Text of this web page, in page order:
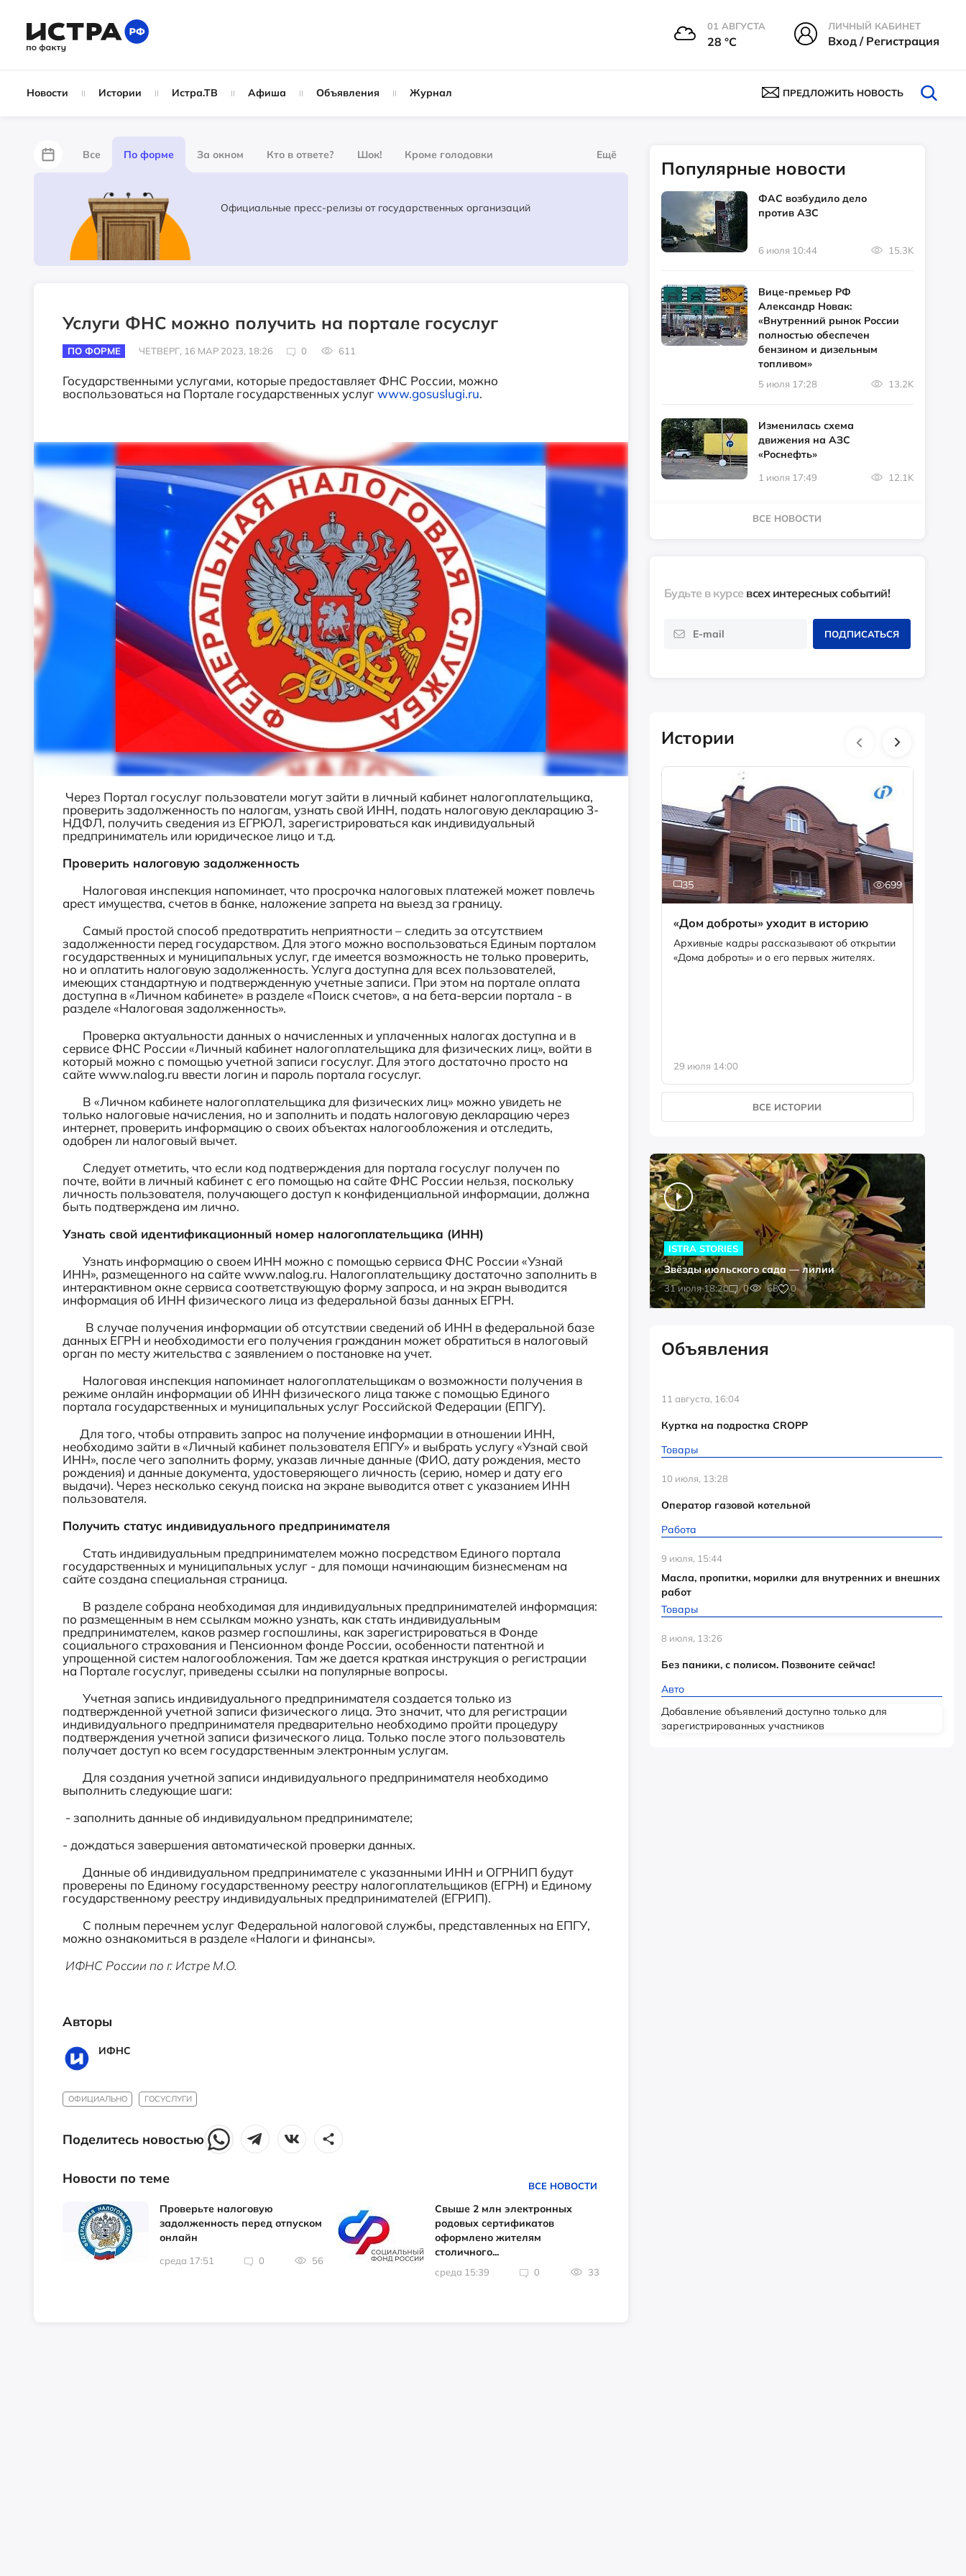
01 АВГУСТА
28 °С
ЛИЧНЫЙ КАБИНЕТ
Вход / Регистрация
Новости Истории Истра.ТВ Афиша Объявления Журнал ПРЕДЛОЖИТЬ НОВОСТЬ
Все По форме За окном Кто в ответе? Шок! Кроме голодовки
Лайфхаки За забором
Партнёрский материал
Ещё
Официальные пресс-релизы от государственных организаций
Услуги ФНС можно получить на портале госуслуг
ПО ФОРМЕ ЧЕТВЕРГ, 16 МАР 2023, 18:26 0 611
Государственными услугами, которые предоставляет ФНС России, можно
воспользоваться на Портале государственных услугwww.gosuslugi.ru.
Через Портал госуслуг пользователи могут зайти в личный кабинет налогоплательщика,
проверить задолженность по налогам, узнать свой ИНН, подать налоговую декларацию 3-
НДФЛ, получить сведения из ЕГРЮЛ, зарегистрироваться как индивидуальный
предприниматель или юридическое лицо и т.д.
Проверить налоговую задолженность
Налоговая инспекция напоминает, что просрочка налоговых платежей может повлечь
арест имущества, счетов в банке, наложение запрета на выезд за границу.
Самый простой способ предотвратить неприятности – следить за отсутствием
задолженности перед государством. Для этого можно воспользоваться Единым порталом
государственных и муниципальных услуг, где имеется возможность не только проверить,
но и оплатить налоговую задолженность. Услуга доступна для всех пользователей,
имеющих стандартную и подтвержденную учетные записи. При этом на портале оплата
доступна в «Личном кабинете» в разделе «Поиск счетов», а на бета-версии портала - в
разделе «Налоговая задолженность».
Проверка актуальности данных о начисленных и уплаченных налогах доступна и в
сервисе ФНС России «Личный кабинет налогоплательщика для физических лиц», войти в
который можно с помощью учетной записи госуслуг. Для этого достаточно просто на
сайте www.nalog.ru ввести логин и пароль портала госуслуг.
В «Личном кабинете налогоплательщика для физических лиц» можно увидеть не
только налоговые начисления, но и заполнить и подать налоговую декларацию через
интернет, проверить информацию о своих объектах налогообложения и отследить,
одобрен ли налоговый вычет.
Следует отметить, что если код подтверждения для портала госуслуг получен по
почте, войти в личный кабинет с его помощью на сайте ФНС России нельзя, поскольку
личность пользователя, получающего доступ к конфиденциальной информации, должна
быть подтверждена им лично.
Узнать свой идентификационный номер налогоплательщика (ИНН)
Узнать информацию о своем ИНН можно с помощью сервиса ФНС России «Узнай
ИНН», размещенного на сайте www.nalog.ru. Налогоплательщику достаточно заполнить в
интерактивном окне сервиса соответствующую форму запроса, и на экран выводится
информация об ИНН физического лица из федеральной базы данных ЕГРН.
В случае получения информации об отсутствии сведений об ИНН в федеральной базе
данных ЕГРН и необходимости его получения гражданин может обратиться в налоговый
орган по месту жительства с заявлением о постановке на учет.
Налоговая инспекция напоминает налогоплательщикам о возможности получения в
режиме онлайн информации об ИНН физического лица также c помощью Единого
портала государственных и муниципальных услуг Российской Федерации (ЕПГУ).
Для того, чтобы отправить запрос на получение информации в отношении ИНН,
необходимо зайти в «Личный кабинет пользователя ЕПГУ» и выбрать услугу «Узнай свой
ИНН», после чего заполнить форму, указав личные данные (ФИО, дату рождения, место
рождения) и данные документа, удостоверяющего личность (серию, номер и дату его
выдачи). Через несколько секунд поиска на экране выводится ответ с указанием ИНН
пользователя.
Получить статус индивидуального предпринимателя
Стать индивидуальным предпринимателем можно посредством Единого портала
государственных и муниципальных услуг - для помощи начинающим бизнесменам на
сайте создана специальная страница.
В разделе собрана необходимая для индивидуальных предпринимателей информация:
по размещенным в нем ссылкам можно узнать, как стать индивидуальным
предпринимателем, каков размер госпошлины, как зарегистрироваться в Фонде
социального страхования и Пенсионном фонде России, особенности патентной и
упрощенной систем налогообложения. Там же дается краткая инструкция о регистрации
на Портале госуслуг, приведены ссылки на популярные вопросы.
Учетная запись индивидуального предпринимателя создается только из
подтвержденной учетной записи физического лица. Это значит, что для регистрации
индивидуального предпринимателя предварительно необходимо пройти процедуру
подтверждения учетной записи физического лица. Только после этого пользователь
получает доступ ко всем государственным электронным услугам.
Для создания учетной записи индивидуального предпринимателя необходимо
выполнить следующие шаги:
- заполнить данные об индивидуальном предпринимателе;
- дождаться завершения автоматической проверки данных.
Данные об индивидуальном предпринимателе с указанными ИНН и ОГРНИП будут
проверены по Единому государственному реестру налогоплательщиков (ЕГРН) и Единому
государственному реестру индивидуальных предпринимателей (ЕГРИП).
С полным перечнем услуг Федеральной налоговой службы, представленных на ЕПГУ,
можно ознакомиться в разделе «Налоги и финансы».
ИФНС России по г. Истре М.О.
Авторы
ИФНС
ОФИЦИАЛЬНО ГОСУСЛУГИ
Поделитесь новостью
Новости по теме ВСЕ НОВОСТИ
Проверьте налоговую
задолженность перед отпуском
онлайн
среда 17:51 0 56
Свыше 2 млн электронных
родовых сертификатов
оформлено жителям
столичного...
среда 15:39 0 33
Популярные новости
ФАС возбудило дело
против АЗС
6 июля 10:44 15.3K
Вице-премьер РФ
Александр Новак:
«Внутренний рынок России
полностью обеспечен
бензином и дизельным
топливом»
5 июля 17:28 13.2K
Изменилась схема
движения на АЗС
«Роснефть»
1 июля 17:49 12.1K
ВСЕ НОВОСТИ
Будьте в курсе всех интересных событий!
ПОДПИСАТЬСЯ
Истории
35 699
«Дом доброты» уходит в историю
Архивные кадры рассказывают об открытии
«Дома доброты» и о его первых жителях.
29 июля 14:00
ВСЕ ИСТОРИИ
31 июля 18:20 0 68 0
ISTRA STORIES
Звёзды июльского сада — лилии
Объявления
11 августа, 16:04
Куртка на подростка CROPP
Товары
10 июля, 13:28
Оператор газовой котельной
Работа
9 июля, 15:44
Масла, пропитки, морилки для внутренних и внешних
работ
Товары
8 июля, 13:26
Без паники, с полисом. Позвоните сейчас!
Авто
Добавление объявлений доступно только для
зарегистрированных участников